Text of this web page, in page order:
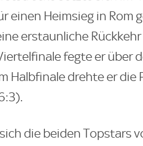
einen Heimsieg in Rom
erstaunliche
fegte er über
Halbfinale drehte er die
die beiden Topstars